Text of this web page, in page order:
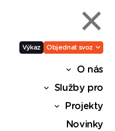
O nás
Služby pro
Projekty
Novinky
Výkaz Objednat svoz
jako zdroj
Jejich
je třeba